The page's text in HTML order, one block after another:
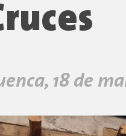
18 de